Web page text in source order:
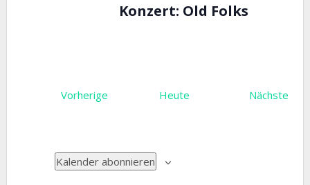
Konzert: Old Folks
VorherigeVeranstaltungen
Heute Nächste
Kalender abonnieren